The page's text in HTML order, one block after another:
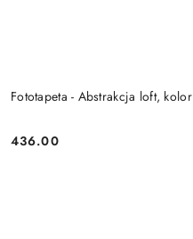
Fototapeta - Abstrakcja loft, kolor
Cena:
436.00